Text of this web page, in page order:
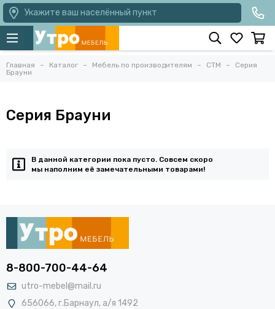
Укажите ваш населённый пункт
Главная Каталог Мебель по производителям СТМ
Серия
Брауни
Серия Брауни
В данной категории пока пусто. Совсем скоро
мы наполним её замечательными товарами!
8-800-700-44-64
utro-mebel@mail.ru
656066, г.Барнаул, а/я 1492